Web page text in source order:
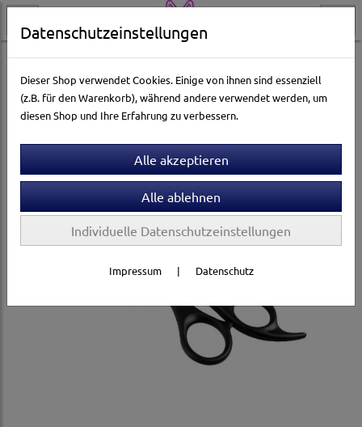
Katzenwelt Pflege & Gesundheit
Fellpflege
Trimmer & Scheren
Datenschutzeinstellungen
Dieser Shop verwendet Cookies. Einige von ihnen sind essenziell
(z.B. für den Warenkorb), während andere verwendet werden, um
diesen Shop und Ihre Erfahrung zu verbessern.
Individuelle Datenschutzeinstellungen
Impressum | Datenschutz